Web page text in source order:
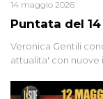
Puntata del
14 maggio 2026
Veronica Gentili
attualita' con nuove